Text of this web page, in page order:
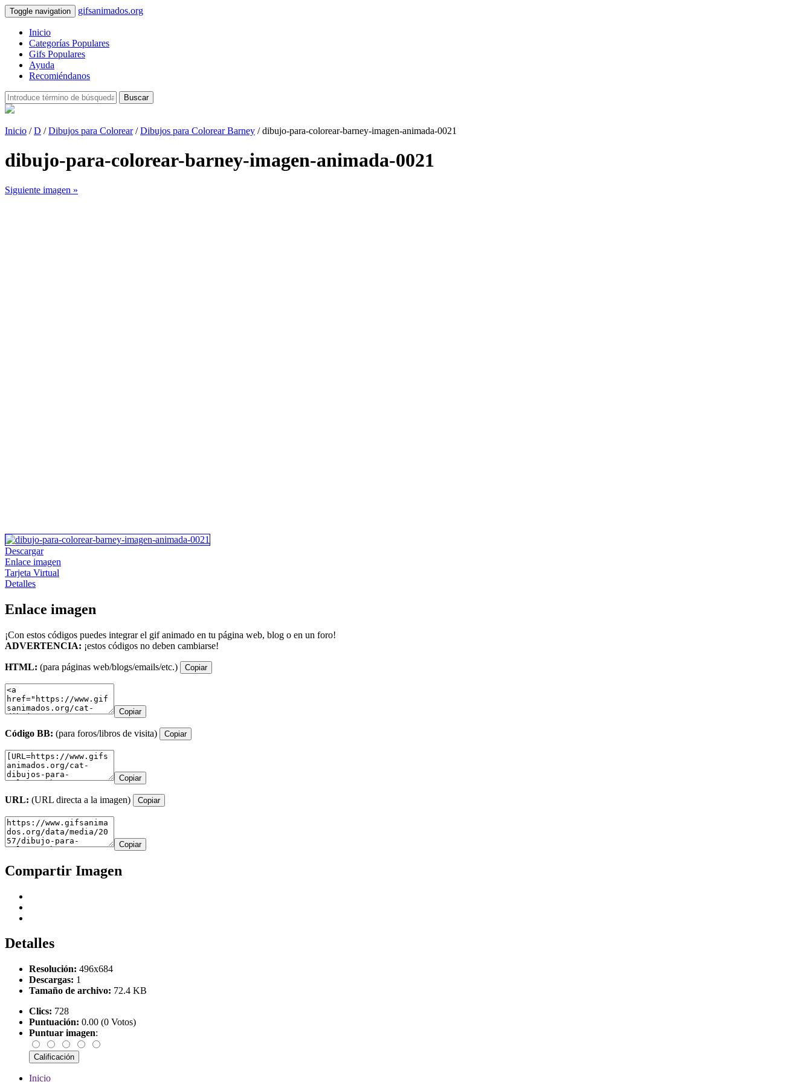
Toggle navigation gifsanimados.org
Inicio
Categorías Populares
Gifs Populares
Ayuda
Recomiéndanos
Buscar
Inicio /D /Dibujos para Colorear/Dibujos para Colorear Barney / dibujo-para-colorear-barney-imagen-animada-0021
dibujo-para-colorear-barney-imagen-animada-0021
Siguiente imagen »
Descargar
Enlace imagen
Tarjeta Virtual
Detalles
Enlace imagen
¡Con estos códigos puedes integrar el gif animado en tu página web, blog o en un foro!
ADVERTENCIA: ¡estos códigos no deben cambiarse!
HTML: (para páginas web/blogs/emails/etc.) Copiar
Copiar
Código BB: (para foros/libros de visita) Copiar
Copiar
URL: (URL directa a la imagen) Copiar
Copiar
Compartir Imagen
Detalles
Resolución: 496x684
Descargas: 1
Tamaño de archivo: 72.4 KB
Clics: 728
Puntuación: 0.00 (0 Votos)
Puntuar imagen:
Inicio